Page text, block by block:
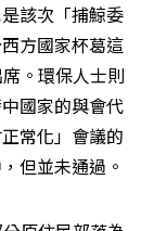
該次「捕鯨委
方國家杯葛這
。環保人士則
國家的與會代
常化」會議的
但並未通過。